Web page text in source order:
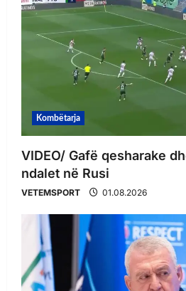
Kombëtarja
VIDEO/ Gafë qesharake
ndalet në Rusi
VETEMSPORT 01.08.2026